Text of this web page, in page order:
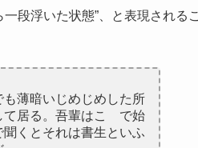
段浮いた状態”、と表現される
薄暗いじめじめした所
居る。吾輩はこゝで始
くとそれは書生といふ